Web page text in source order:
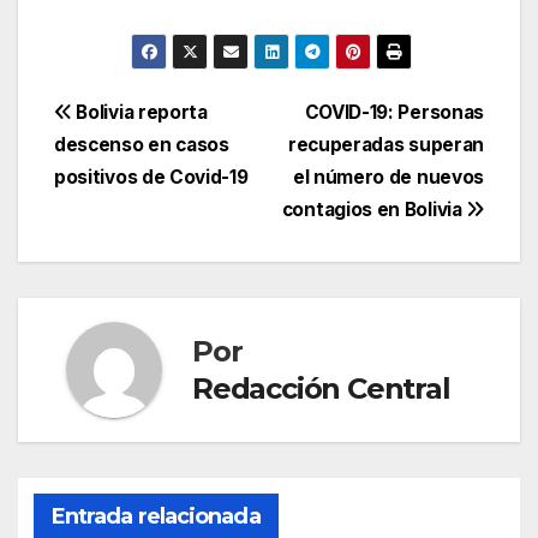
Navegación
de
COVID-19: Personas
recuperadas superan
el número de nuevos
contagios en Bolivia
Bolivia reporta
descenso en casos
positivos de Covid-19
Por
Redacción Central
Entrada relacionada